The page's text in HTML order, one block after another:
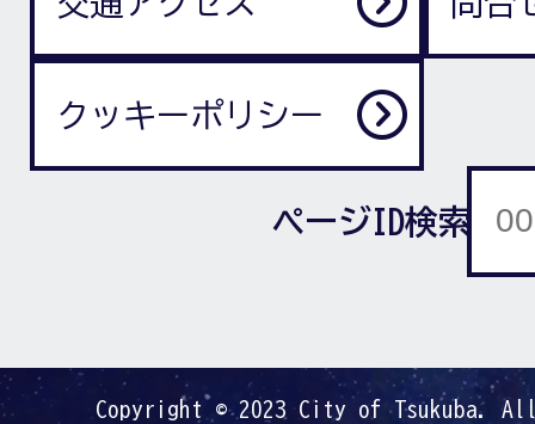
クッキーポリシー
ページID検索
Copyright © 2023 City of Tsukuba.